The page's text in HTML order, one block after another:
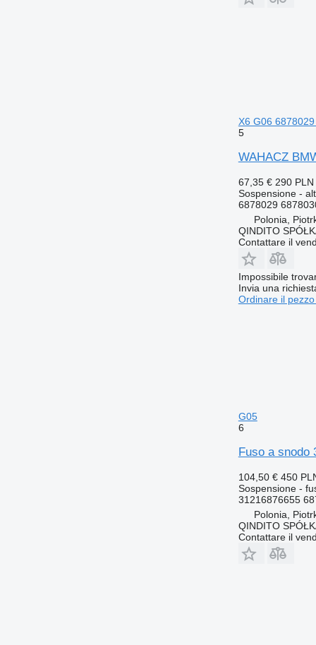
X6 G06
5
WAHACZ
67,35 € 290 PLN
Sospensione -
6878029
Polonia,
QINDITO
Contattare il
Impossibile
Invia una
Ordinare il
G05
6
Fuso a snodo
104,50 € 450
Sospensione -
31216876655
Polonia,
QINDITO
Contattare il